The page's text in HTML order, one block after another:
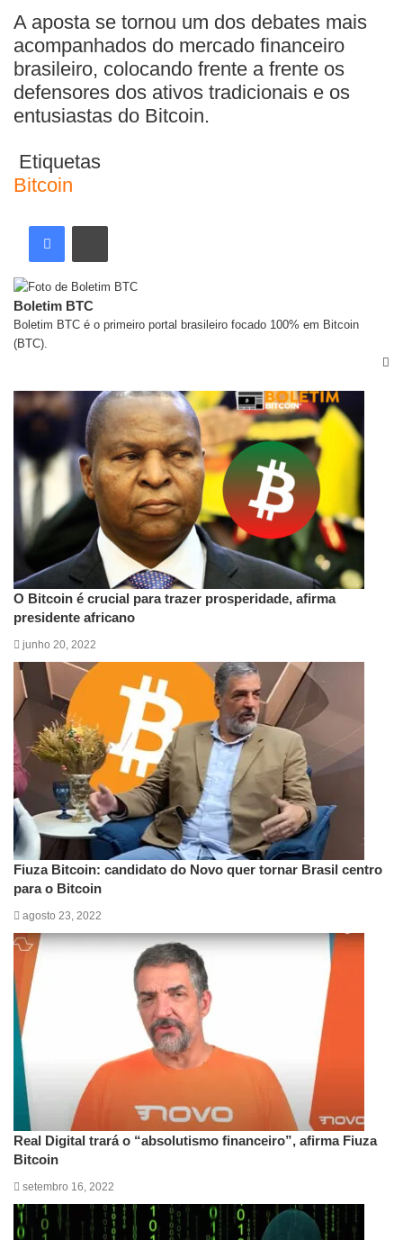
A aposta se tornou um dos debates mais
acompanhados do mercado financeiro
brasileiro, colocando frente a frente os
defensores dos ativos tradicionais e os
entusiastas do Bitcoin.
Etiquetas
Bitcoin
Boletim BTC
Boletim BTC é o primeiro portal brasileiro focado 100% em Bitcoin
(BTC).
O Bitcoin é crucial para trazer prosperidade, afirma
presidente africano
junho 20, 2022
Fiuza Bitcoin: candidato do Novo quer tornar Brasil centro
para o Bitcoin
agosto 23, 2022
Real Digital trará o “absolutismo financeiro”, afirma Fiuza
Bitcoin
setembro 16, 2022